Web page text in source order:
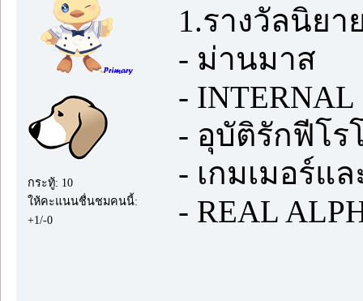
กระทู้: 10
ให้คะแนนชื่นชมคนนี้:
+1/-0
1.รางวัลนิย
- ม่านมาส
-
- อุบัติรักฟีโร
- เกมเมอร์แ
- REAL